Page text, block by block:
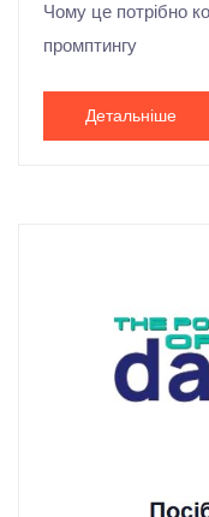
Чому це потрібно
промптингу
Детальніше